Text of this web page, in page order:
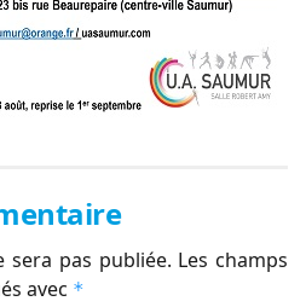
sera pas publiée. Les champs
avec *